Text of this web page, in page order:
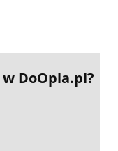
w DoOpla.pl?